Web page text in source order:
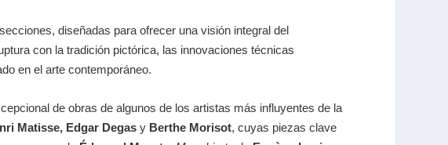
diseñadas para ofrecer una visión integral del
con la tradición pictórica, las innovaciones técnicas
en el arte contemporáneo.
de obras de algunos de los artistas más influyentes de la
Matisse, Edgar Degas y Berthe Morisot, cuyas piezas clave